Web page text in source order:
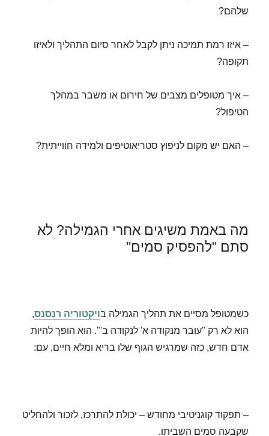
שלהם?
– איזו רמת תמיכה ניתן לקבל לאחר סיום התהליך ולאיזו
תקופה?
– איך מטופלים מצבים של חירום או משבר במהלך
הטיפול?
– האם יש מקום לניפוץ סטריאוטיפים ולמידה חווייתית?
מה באמת משיגים אחרי הגמילה? לא
סתם "להפסיק סמים"
כשמטופל מסיים את תהליך הגמילה בויקטוריה רנסנס,
הוא לא רק "עובר מנקודה א' לנקודה ב'". הוא הופך להיות
אדם חדש, כזה שמרגיש הגוף שלו בריא ומלא חיים, עם:
– תפקוד קוגניטיבי מחודש – יכולת להתרכז, לזכור ולהחליט
שקבעה סמים השביתו.